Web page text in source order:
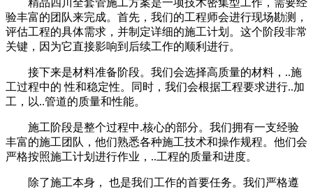
验丰富的团队来完成。首先，我们的工程师会进行现场勘测，
评估工程的具体需求，并制定详细的施工计划。这个阶段非常
关键，因为它直接影响到后续工作的顺利进行。
接下来是材料准备阶段。我们会选择高质量的材料，..施
工过程中的 性和稳定性。同时，我们会根据工程要求进行..加
工，以..管道的质量和性能。
施工阶段是整个过程中.核心的部分。我们拥有一支经验
丰富的施工团队，他们熟悉各种施工技术和操作规程。他们会
严格按照施工计划进行作业，..工程的质量和进度。
除了施工本身， 也是我们工作的首要任务。我们严格遵